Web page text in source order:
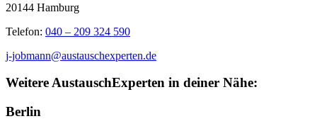
20144 Hamburg
Telefon: 040 – 209 324 590
j-jobmann@austauschexperten.de
Weitere AustauschExperten in deiner Nähe:
Berlin